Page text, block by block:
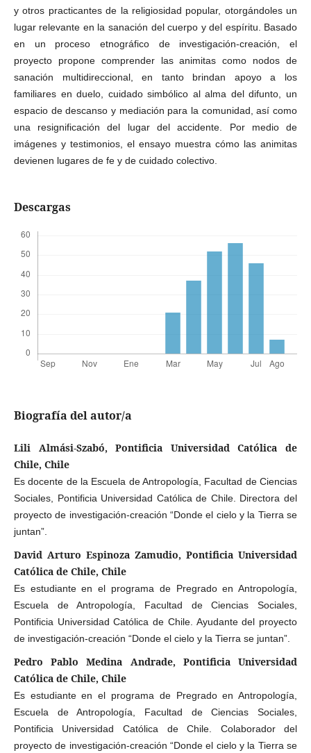
y otros practicantes de la religiosidad popular, otorgándoles un
lugar relevante en la sanación del cuerpo y del espíritu. Basado
en un proceso etnográfico de investigación-creación, el
proyecto propone comprender las animitas como nodos de
sanación multidireccional, en tanto brindan apoyo a los
familiares en duelo, cuidado simbólico al alma del difunto, un
espacio de descanso y mediación para la comunidad, así como
una resignificación del lugar del accidente. Por medio de
imágenes y testimonios, el ensayo muestra cómo las animitas
devienen lugares de fe y de cuidado colectivo.
Descargas
Biografía del autor/a
Lili Almási-Szabó, Pontificia Universidad Católica de
Chile, Chile
Es docente de la Escuela de Antropología, Facultad de Ciencias
Sociales, Pontificia Universidad Católica de Chile. Directora del
proyecto de investigación-creación “Donde el cielo y la Tierra se
juntan”.
David Arturo Espinoza Zamudio, Pontificia Universidad
Católica de Chile, Chile
Es estudiante en el programa de Pregrado en Antropología,
Escuela de Antropología, Facultad de Ciencias Sociales,
Pontificia Universidad Católica de Chile. Ayudante del proyecto
de investigación-creación “Donde el cielo y la Tierra se juntan”.
Pedro Pablo Medina Andrade, Pontificia Universidad
Católica de Chile, Chile
Es estudiante en el programa de Pregrado en Antropología,
Escuela de Antropología, Facultad de Ciencias Sociales,
Pontificia Universidad Católica de Chile. Colaborador del
proyecto de investigación-creación “Donde el cielo y la Tierra se